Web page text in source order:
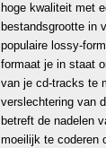
hoge kwaliteit met
bestandsgrootte in
populaire lossy-
formaat je in staat
van je cd-tracks te
verslechtering van
betreft de nadelen
moeilijk te coderen